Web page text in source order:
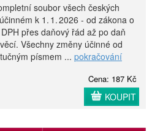
soubor všech českých
k 1. 1. 2026 - od zákona o
přes daňový řád až po daň
Všechny změny účinné od
písmem ... pokračování
Cena: 187 Kč
KOUPIT